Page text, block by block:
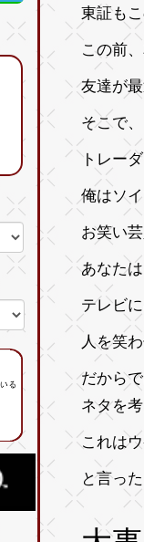
東証も
この前
友達が
そこで
トレー
俺はソ
お笑い
あなた
テレビ
人を笑
だから
ネタを
これは
と言っ